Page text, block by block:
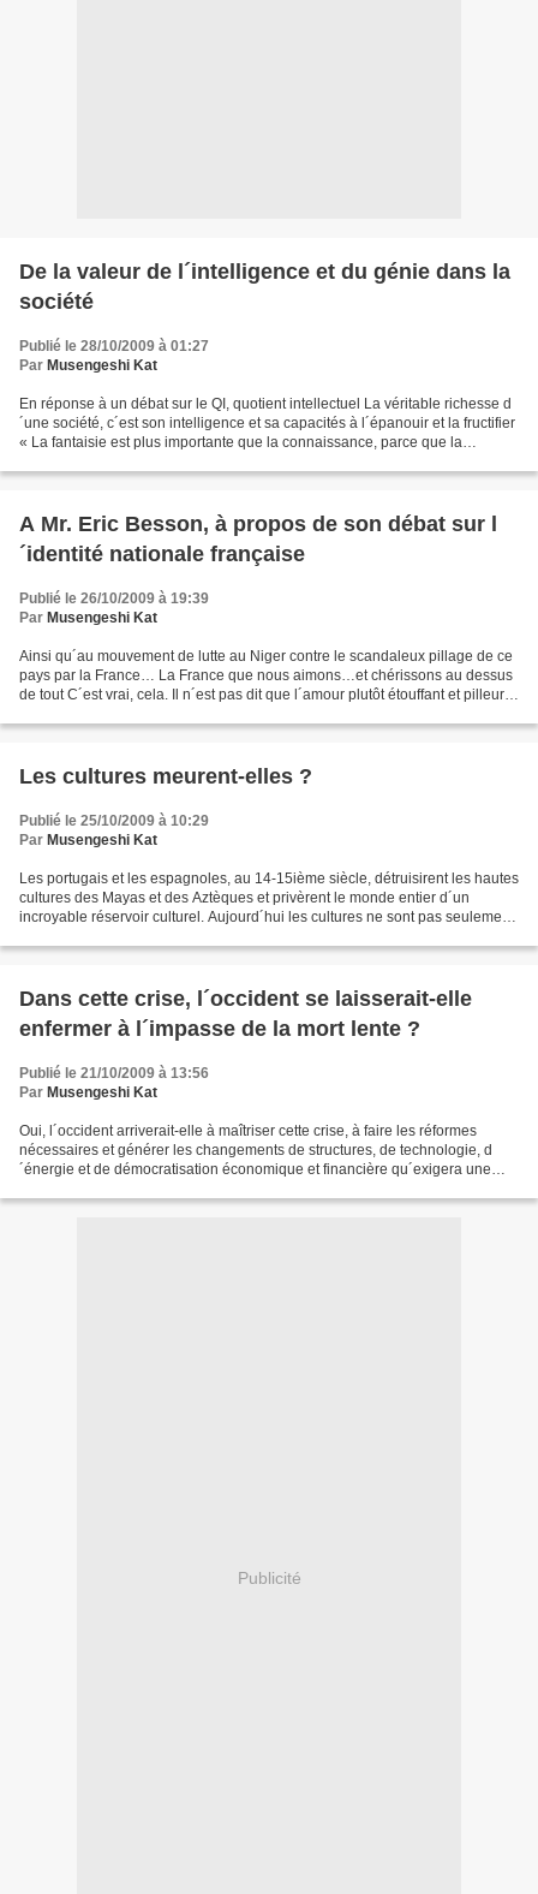
De la valeur de l´intelligence et du génie dans la
société
Publié le 28/10/2009 à 01:27
Par Musengeshi Kat
En réponse à un débat sur le QI, quotient intellectuel La véritable richesse d
´une société, c´est son intelligence et sa capacités à l´épanouir et la fructifier
« La fantaisie est plus importante que la connaissance, parce que la
A Mr. Eric Besson, à propos de son débat sur l
´identité nationale française
Publié le 26/10/2009 à 19:39
Par Musengeshi Kat
Ainsi qu´au mouvement de lutte au Niger contre le scandaleux pillage de ce
pays par la France… La France que nous aimons…et chérissons au dessus
de tout C´est vrai, cela. Il n´est pas dit que l´amour plutôt étouffant et pilleur
Les cultures meurent-elles ?
Publié le 25/10/2009 à 10:29
Par Musengeshi Kat
Les portugais et les espagnoles, au 14-15ième siècle, détruisirent les hautes
cultures des Mayas et des Aztèques et privèrent le monde entier d´un
incroyable réservoir culturel. Aujourd´hui les cultures ne sont pas seulement
Dans cette crise, l´occident se laisserait-elle
enfermer à l´impasse de la mort lente ?
Publié le 21/10/2009 à 13:56
Par Musengeshi Kat
Oui, l´occident arriverait-elle à maîtriser cette crise, à faire les réformes
nécessaires et générer les changements de structures, de technologie, d
´énergie et de démocratisation économique et financière qu´exigera une
Publicité